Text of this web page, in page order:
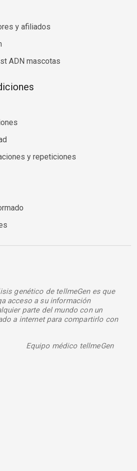
y afiliados
ADN mascotas
y repeticiones
genético de tellmeGen es que
acceso a su información
parte del mundo con un
a internet para compartirlo con
Equipo médico tellmeGen